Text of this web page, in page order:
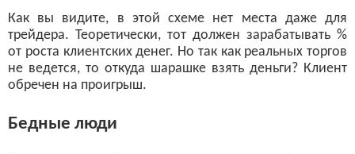
Как вы видите, в этой схеме нет места даже для
трейдера. Теоретически, тот должен зарабатывать %
от роста клиентских денег. Но так как реальных торгов
не ведется, то откуда шарашке взять деньги? Клиент
обречен на проигрыш.
Бедные люди